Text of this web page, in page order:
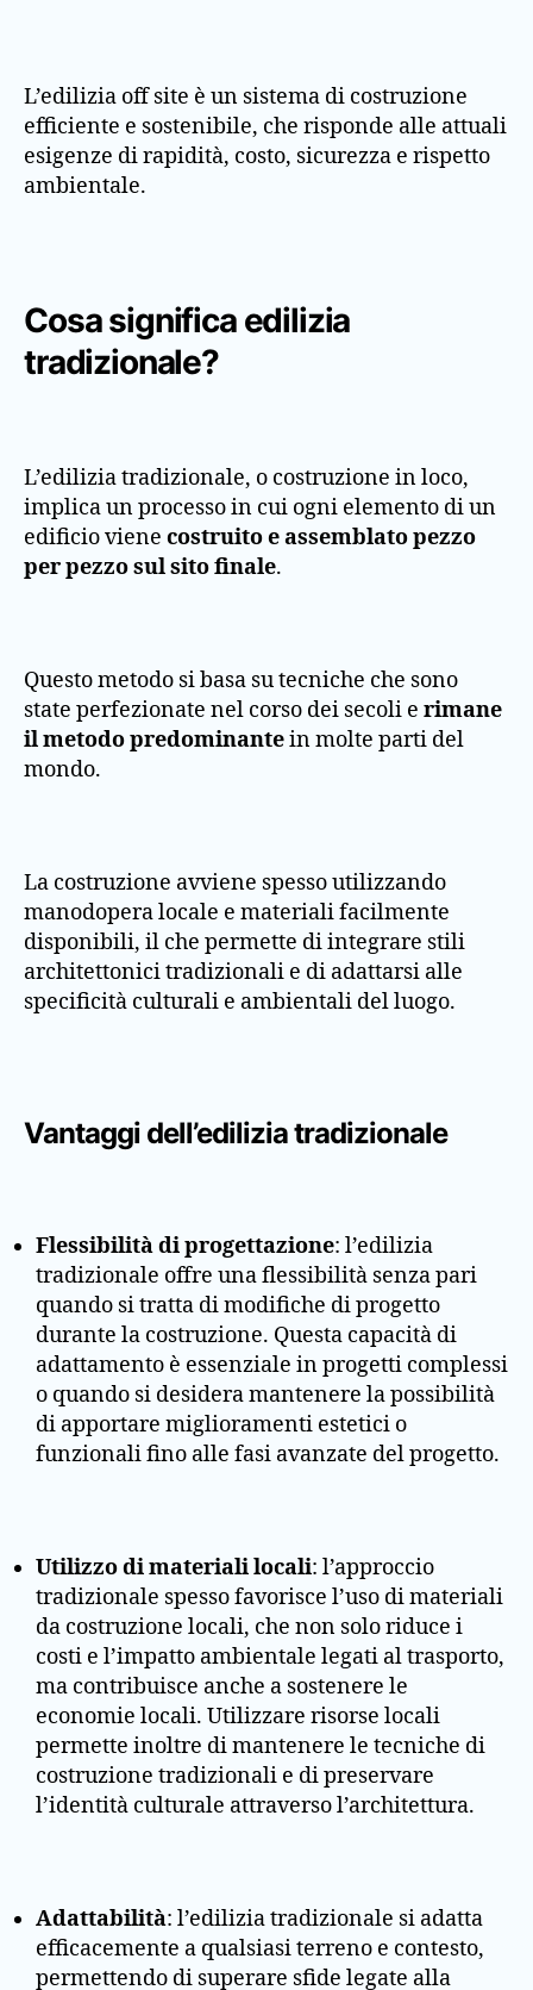
L’edilizia off site è un sistema di costruzione
efficiente e sostenibile, che risponde alle attuali
esigenze di rapidità, costo, sicurezza e rispetto
ambientale.
Cosa significa edilizia
tradizionale?
L’edilizia tradizionale, o costruzione in loco,
implica un processo in cui ogni elemento di un
edificio viene costruito e assemblato pezzo
per pezzo sul sito finale.
Questo metodo si basa su tecniche che sono
state perfezionate nel corso dei secoli e rimane
il metodo predominantein molte parti del
mondo.
La costruzione avviene spesso utilizzando
manodopera locale e materiali facilmente
disponibili, il che permette di integrare stili
architettonici tradizionali e di adattarsi alle
specificità culturali e ambientali del luogo.
Vantaggi dell’edilizia tradizionale
Flessibilità di progettazione: l’edilizia
tradizionale offre una flessibilità senza pari
quando si tratta di modifiche di progetto
durante la costruzione. Questa capacità di
adattamento è essenziale in progetti complessi
o quando si desidera mantenere la possibilità
di apportare miglioramenti estetici o
funzionali fino alle fasi avanzate del progetto.
Utilizzo di materiali locali: l’approccio
tradizionale spesso favorisce l’uso di materiali
da costruzione locali, che non solo riduce i
costi e l’impatto ambientale legati al trasporto,
ma contribuisce anche a sostenere le
economie locali. Utilizzare risorse locali
permette inoltre di mantenere le tecniche di
costruzione tradizionali e di preservare
l’identità culturale attraverso l’architettura.
Adattabilità: l’edilizia tradizionale si adatta
efficacemente a qualsiasi terreno e contesto,
permettendo di superare sfide legate alla